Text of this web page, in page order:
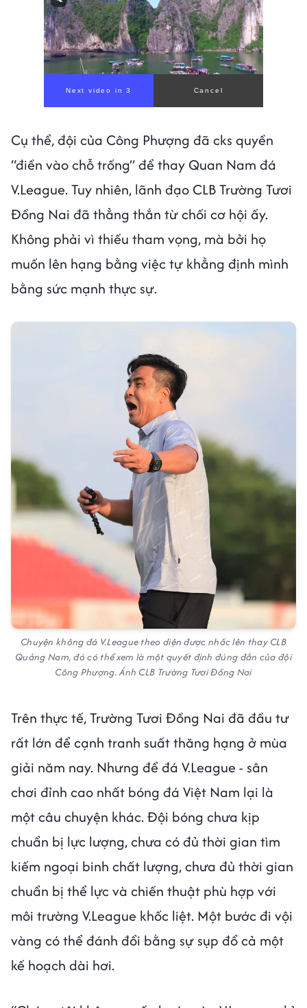
Cụ thể, đội của Công Phượng đã cks quyền
“điền vào chỗ trống” để thay Quan Nam đá
V.League. Tuy nhiên, lãnh đạo CLB Trường Tươi
Đồng Nai đã thẳng thắn từ chối cơ hội ấy.
Không phải vì thiếu tham vọng, mà bởi họ
muốn lên hạng bằng việc tự khẳng định mình
bằng sức mạnh thực sự.
Chuyện không đá V.League theo diện được nhấc lên thay CLB
Quảng Nam, đó có thể xem là một quyết định đúng đắn của đội
Công Phượng. Ánh CLB Trường Tươi Đồng Nai
Trên thực tế, Trường Tươi Đồng Nai đã đầu tư
rất lớn để cạnh tranh suất thăng hạng ở mùa
giải năm nay. Nhưng để đá V.League - sân
chơi đỉnh cao nhất bóng đá Việt Nam lại là
một câu chuyện khác. Đội bóng chưa kịp
chuẩn bị lực lượng, chưa có đủ thời gian tìm
kiếm ngoại binh chất lượng, chưa đủ thời gian
chuẩn bị thể lực và chiến thuật phù hợp với
môi trường V.League khốc liệt. Một bước đi vội
vàng có thể đánh đổi bằng sự sụp đổ cả một
kế hoạch dài hơi.